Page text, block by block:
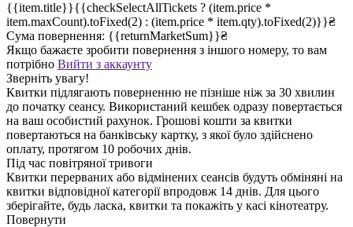
{{item.title}}{{checkSelectAllTickets ? (item.price *
item.maxCount).toFixed(2) : (item.price * item.qty).toFixed(2)}}₴
Сума повернення: {{returnMarketSum}}₴
Якщо бажаєте зробити повернення з іншого номеру, то вам
потрібно Вийти з аккаунту
Зверніть увагу!
Квитки підлягають поверненню не пізніше ніж за 30 хвилин
до початку сеансу. Використаний кешбек одразу повертається
на ваш особистий рахунок. Грошові кошти за квитки
повертаються на банківську картку, з якої було здійснено
оплату, протягом 10 робочих днів.
Під час повітряної тривоги
Квитки перерваних або відмінених сеансів будуть обміняні на
квитки відповідної категорії впродовж 14 днів. Для цього
зберігайте, будь ласка, квитки та покажіть у касі кінотеатру.
Повернути